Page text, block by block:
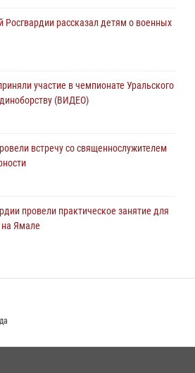
боевое мастерство на Ямале
провели практическое занятие для
на Ямале
рассказал детям о военных
участие в чемпионате Уральского
(ВИДЕО)
встречу со священнослужителем
провели практическое занятие для
на Ямале
на Ямале